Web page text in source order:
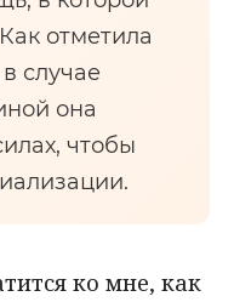
отметила
случае
она
чтобы
ко мне, как